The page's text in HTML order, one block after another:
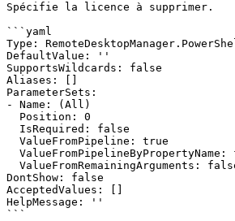
Spécifie la licence à supprimer.
```yaml
Type:
DefaultValue: ''
SupportsWildcards: false
Aliases: []
ParameterSets:
- Name: (All)
DontShow: false
AcceptedValues: []
HelpMessage: ''
```